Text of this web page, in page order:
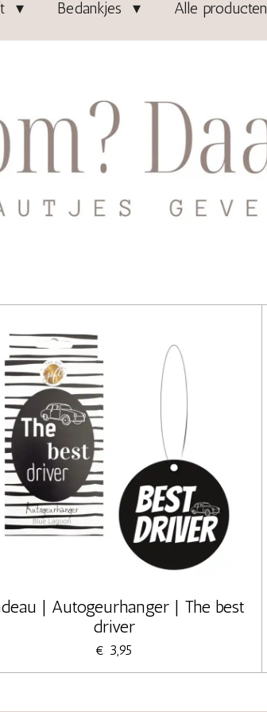
Bedankjes Alle producten
| Autogeurhanger | The best
driver
€ 3,95